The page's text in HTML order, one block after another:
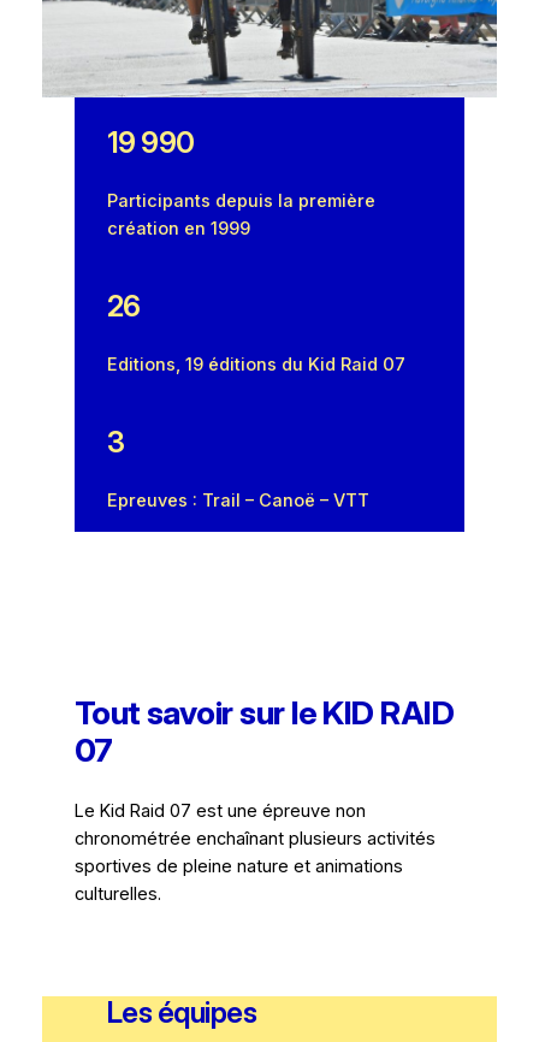
19 990
Participants depuis la première
création en 1999
26
Editions, 19 éditions du Kid Raid 07
3
Epreuves : Trail – Canoë – VTT
Tout savoir sur le KID RAID
07
Le Kid Raid 07 est une épreuve non
chronométrée enchaînant plusieurs activités
sportives de pleine nature et animations
culturelles.
Les équipes